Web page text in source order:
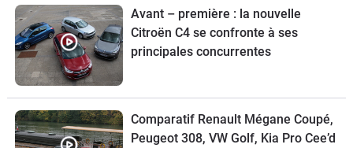
Avant – première : la nouvelle
Citroën C4 se confronte à ses
principales concurrentes
Comparatif Renault Mégane Coupé,
Peugeot 308, VW Golf, Kia Pro Cee’d